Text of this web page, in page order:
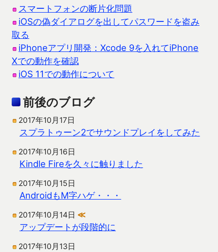
スマートフォンの断片化問題
iOSの偽ダイアログを出してパスワードを盗み
取る
iPhoneアプリ開発：Xcode 9を入れてiPhone
Xでの動作を確認
iOS 11での動作について
前後のブログ
2017年10月17日
スプラトゥーン2でサウンドプレイをしてみた
2017年10月16日
Kindle Fireを久々に触りました
2017年10月15日
AndroidもM字ハゲ・・・
2017年10月14日 ≪
アップデートが段階的に
2017年10月13日